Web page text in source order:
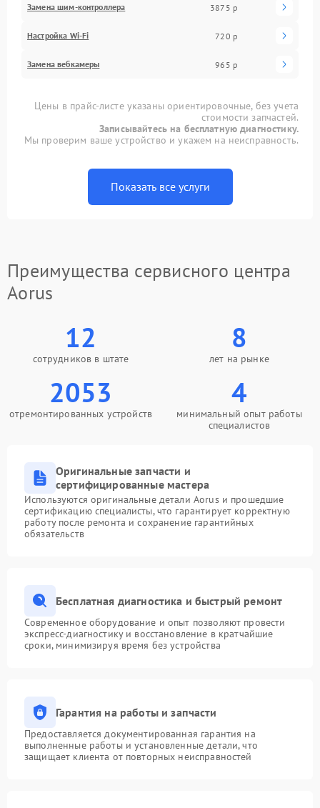
Замена шим-контроллера 3875 р
Настройка Wi-Fi 720 р
Замена вебкамеры 965 р
Цены в прайс-листе указаны ориентировочные, без учета
стоимости запчастей.
Записывайтесь на бесплатную диагностику.
Мы проверим ваше устройство и укажем на неисправность.
Показать все услуги
Преимущества сервисного центра
Aorus
12
сотрудников в штате
8
лет на рынке
2053
отремонтированных устройств
4
минимальный опыт работы
специалистов
Оригинальные запчасти и
сертифицированные мастера
Используются оригинальные детали Aorus и прошедшие
сертификацию специалисты, что гарантирует корректную
работу после ремонта и сохранение гарантийных
обязательств
Бесплатная диагностика и быстрый ремонт
Современное оборудование и опыт позволяют провести
экспресс-диагностику и восстановление в кратчайшие
сроки, минимизируя время без устройства
Гарантия на работы и запчасти
Предоставляется документированная гарантия на
выполненные работы и установленные детали, что
защищает клиента от повторных неисправностей